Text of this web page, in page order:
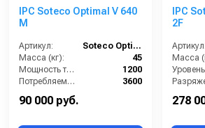
IPC Soteco Optimal V 640
M
Артикул:
Soteco Optimal V640 M
Масса (кг):
45
Мощность турбины (Вт):
1200
Потребляемая мощность (Вт):
3600
90 000 руб.
IPC
2F
Артикул:
Масса
278